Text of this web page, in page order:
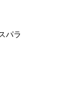
パラ